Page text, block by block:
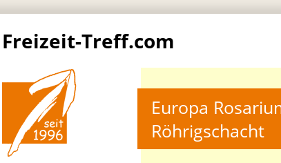
Freizeit-Treff.com
Europa
Röhrigschacht